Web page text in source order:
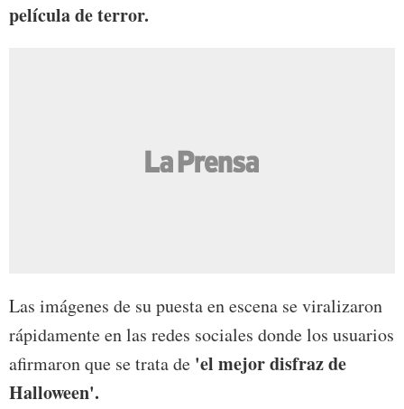
película de terror.
Las imágenes de su puesta en escena se viralizaron
rápidamente en las redes sociales donde los usuarios
afirmaron que se trata de 'el mejor disfraz de
Halloween'.